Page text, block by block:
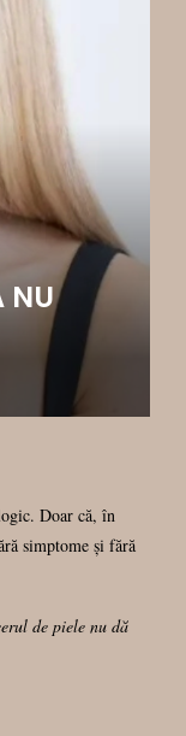
NU
Doar că, în
simptome și fără
de piele nu dă